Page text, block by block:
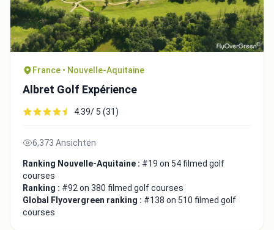
France • Nouvelle-Aquitaine
Albret Golf Expérience
4.39/ 5 (31)
6,373 Ansichten
Ranking Nouvelle-Aquitaine : #19 on 54 filmed golf
courses
Ranking : #92 on 380 filmed golf courses
Global Flyovergreen ranking : #138 on 510 filmed golf
courses